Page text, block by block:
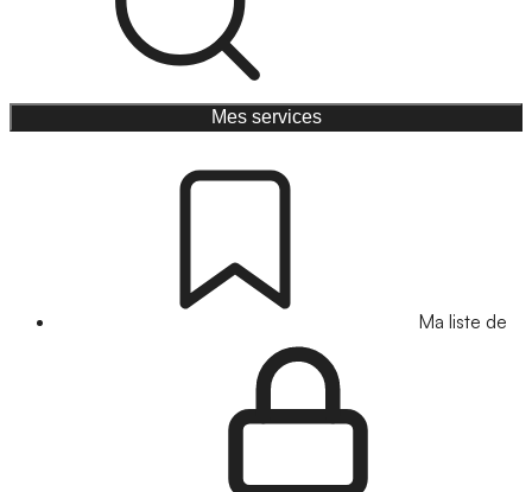
Mes services
Ma liste de